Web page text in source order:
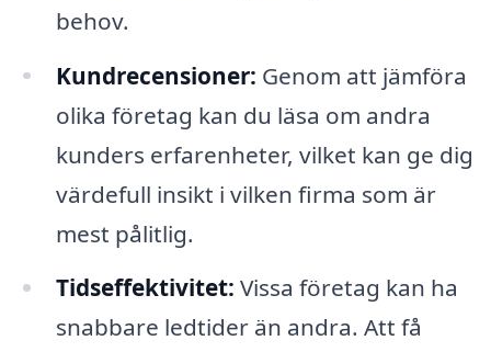
behov.
Kundrecensioner: Genom att jämföra
olika företag kan du läsa om andra
kunders erfarenheter, vilket kan ge dig
värdefull insikt i vilken firma som är
mest pålitlig.
Tidseffektivitet: Vissa företag kan ha
snabbare ledtider än andra. Att få